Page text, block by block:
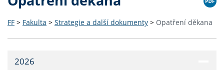
FF > Fakulta > Strategie a další dokumenty > Opatření děkana
2026